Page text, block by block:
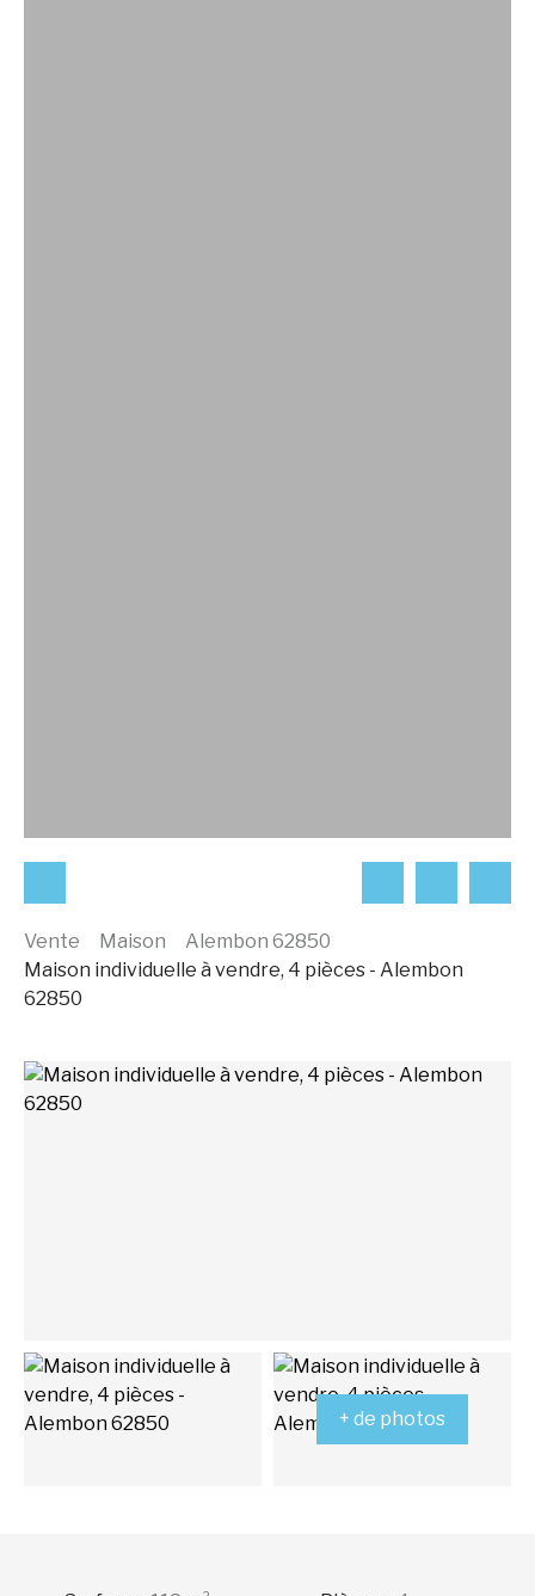
Vente Maison
Alembon 62850
Maison individuelle à vendre, 4 pièces - Alembon
62850
+ de photos